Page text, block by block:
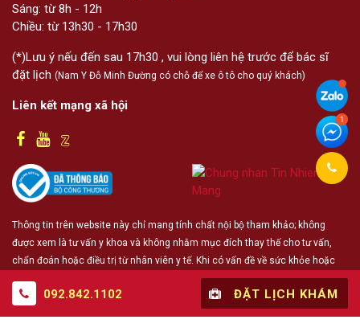
Sáng: từ 8h - 12h
Chiều: từ 13h30 - 17h30
(*)Lưu ý nếu đến sau 17h30 , vui lòng liên hệ trước để bác sĩ
đặt lịch (Nam Y Đỗ Minh Đường có chỗ để xe ô tô cho quý khách)
Liên kết mạng xã hội
Thông tin trên website này chỉ mang tính chất nội bộ tham khảo; không
được xem là tư vấn y khoa và không nhằm mục đích thay thế cho tư vấn,
chẩn đoán hoặc điều trị từ nhân viên y tế. Khi có vấn đề về sức khỏe hoặc
cần hỗ trợ cấp cứu người đọc cần liên hệ bác sĩ và cơ sở y tế gần nhất
092.842.1102 ĐẶT LỊCH KHÁM